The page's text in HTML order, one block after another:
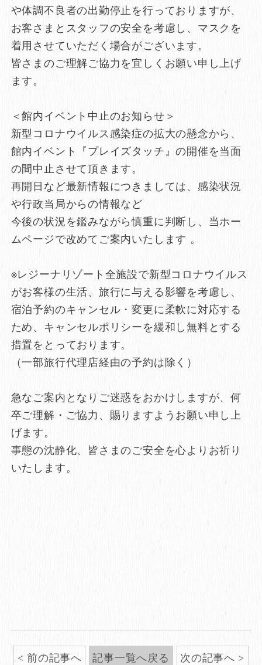
や体調不良者の出勤停止を行っておりますが、
お客さまとスタッフの安全を考慮し、マスクを
着用させていただく場合がございます。
皆さまのご理解ご協力を宜しくお願い申し上げ
ます。
＜館内イベント中止のお知らせ＞
新型コロナウイルス感染症の拡大の懸念から、
館内イベント『プレイズタッチ』の開催を当面
の間中止させて頂きます。
再開日など最新情報につきましては、感染状況
や行政当局からの情報など
今後の状況を鑑みながら慎重に判断し、当ホー
ムページで改めてご案内いたします 。
※レジーナリゾート全施設で新型コロナウイルス
がお客様の生活、旅行に与える影響を考慮し、
宿泊予約のキャンセル・変更に柔軟に対応する
ため、キャンセルポリシーを緩和し無料とする
措置をとっております。
（一部旅行代理店経由の予約は除く）
急なご案内となりご迷惑をおかけしますが、何
卒ご理解・ご協力、賜りますようお願い申し上
げます。
事態の沈静化、皆さまのご安全を心よりお祈り
いたします。
前の記事へ 記事一覧へ戻る 次の記事へ